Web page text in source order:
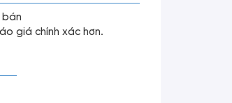
bán
giá chính xác hơn.